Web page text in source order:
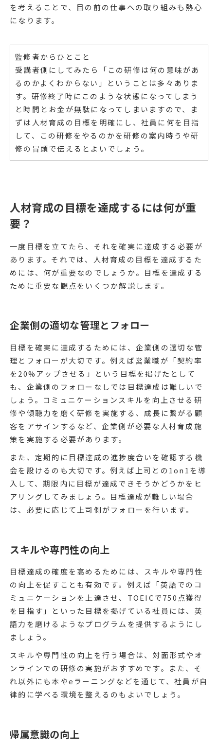
を考えることで、目の前の仕事への取り組みも熱心
になります。
監修者からひとこと
受講者側にしてみたら「この研修は何の意味があ
るのかよくわからない」ということは多々ありま
す。研修終了時にこのような状態になってしまう
と時間とお金が無駄になってしまいますので、ま
ずは人材育成の目標を明確にし、社員に何を目指
して、この研修をやるのかを研修の案内時うや研
修の冒頭で伝えるとよいでしょう。
人材育成の目標を達成するには何が重
要？
一度目標を立てたら、それを確実に達成する必要が
あります。それでは、人材育成の目標を達成するた
めには、何が重要なのでしょうか。目標を達成する
ために重要な観点をいくつか解説します。
企業側の適切な管理とフォロー
目標を確実に達成するためには、企業側の適切な管
理とフォローが大切です。例えば営業職が「契約率
を20%アップさせる」という目標を掲げたとして
も、企業側のフォローなしでは目標達成は難しいで
しょう。コミュニケーションスキルを向上させる研
修や傾聴力を磨く研修を実施する、成長に繋がる顧
客をアサインするなど、企業側が必要な人材育成施
策を実施する必要があります。
また、定期的に目標達成の進捗度合いを確認する機
会を設けるのも大切です。例えば上司との1on1を導
入して、期限内に目標が達成できそうかどうかをヒ
アリングしてみましょう。目標達成が難しい場合
は、必要に応じて上司側がフォローを行います。
スキルや専門性の向上
目標達成の確度を高めるためには、スキルや専門性
の向上を促すことも有効です。例えば「英語でのコ
ミュニケーションを上達させ、TOEICで750点獲得
を目指す」といった目標を掲げている社員には、英
語力を磨けるようなプログラムを提供するようにし
ましょう。
スキルや専門性の向上を行う場合は、対面形式やオ
ンラインでの研修の実施がおすすめです。また、そ
れ以外にも本やeラーニングなどを通じて、社員が自
律的に学べる環境を整えるのもよいでしょう。
帰属意識の向上